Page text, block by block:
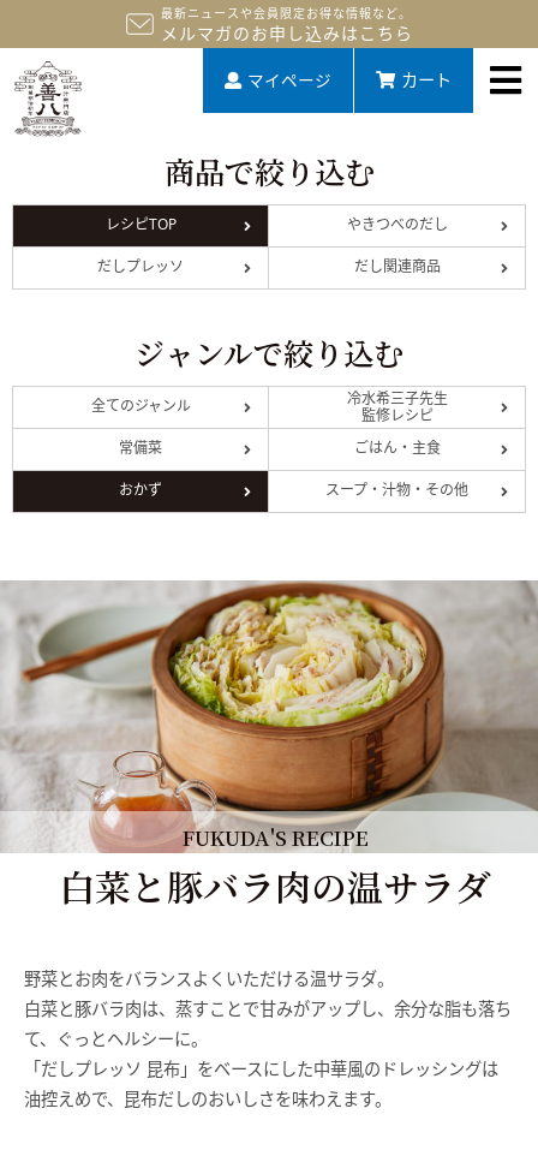
最新ニュースや会員限定お得な情報など。
メルマガのお申し込みはこちら
マイページ カート
商品で絞り込む
レシピTOP やきつべのだし
だしプレッソ だし関連商品
ジャンルで絞り込む
全てのジャンル
冷水希三子先生
監修レシピ
常備菜
ごはん・主食
おかず スープ・汁物・その他
FUKUDA'S RECIPE
白菜と豚バラ肉の温サラダ
野菜とお肉をバランスよくいただける温サラダ。
白菜と豚バラ肉は、蒸すことで甘みがアップし、余分な脂も落ち
て、ぐっとヘルシーに。
「だしプレッソ 昆布」をベースにした中華風のドレッシングは
油控えめで、昆布だしのおいしさを味わえます。